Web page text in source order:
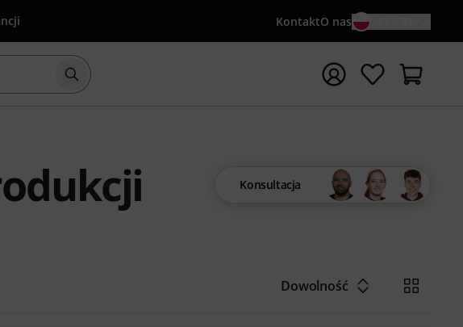
KontaktO nas
Rozpocznij wyszukiwanie od słowa kluczowego {searchTerm}
Konsultacja
Dowolność